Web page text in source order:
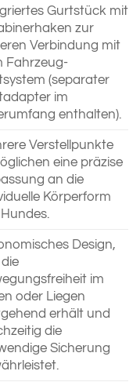
Gurtstück mit
zur
Verbindung mit
Fahrzeug-
(separater
im
enthalten).
Verstellpunkte
eine präzise
an die
Körperform
Design,
im
oder Liegen
erhält und
die
Sicherung